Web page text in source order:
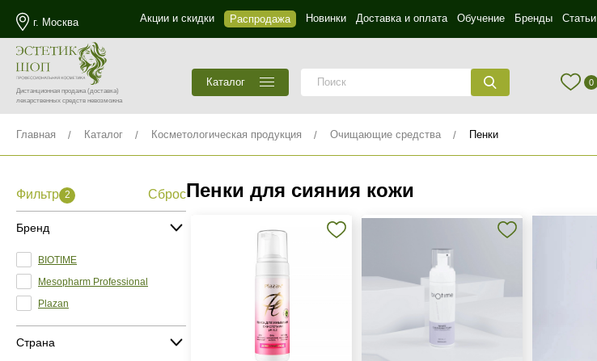
г. Москва Акции и скидки Распродажа Новинки Доставка и оплата Обучение Бренды Статьи
Дистанционная продажа(доставка)
лекарственных средств невозможна
Каталог 0
Главная Каталог Косметологическая продукция Очищающие средства Пенки
Фильтр 2 Сброс
Бренд
BIOTIME
Mesopharm Professional
Plazan
Страна
Пенки для сияния кожи